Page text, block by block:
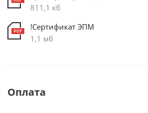
811,1 кб
!Сертификат ЭПМ
1,1 мб
Оплата